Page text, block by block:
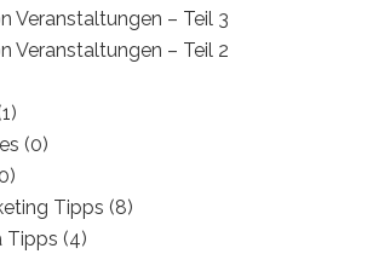
Veranstaltungen – Teil 3
Veranstaltungen – Teil 2
(0)
Tipps (8)
Tipps (4)